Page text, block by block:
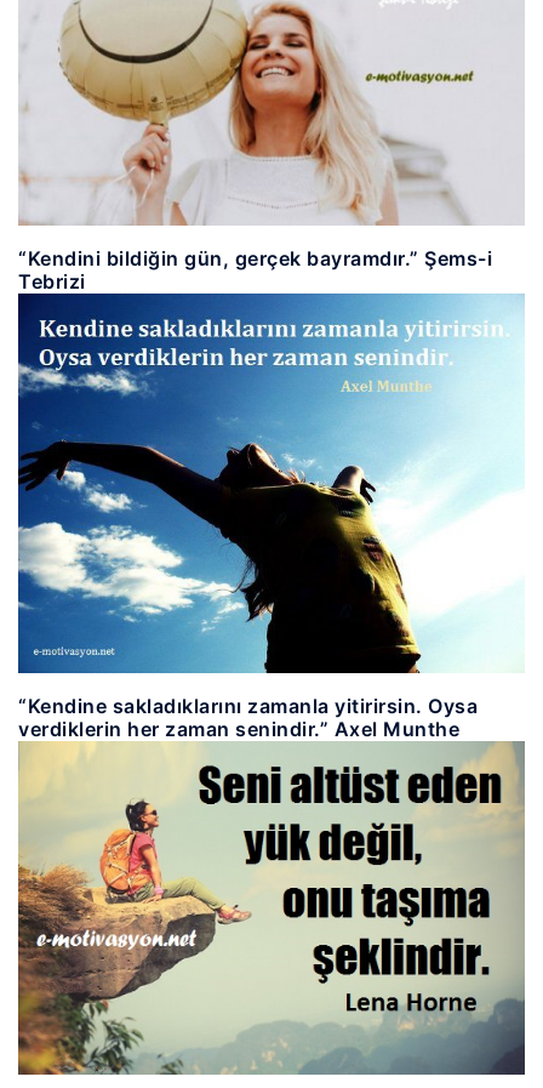
“Kendini bildiğin gün, gerçek bayramdır.” Şems-i
Tebrizi
“Kendine sakladıklarını zamanla yitirirsin. Oysa
verdiklerin her zaman senindir.” Axel Munthe